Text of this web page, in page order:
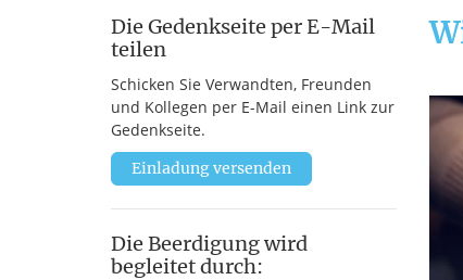
Die Gedenkseite per E-Mail
teilen
Schicken Sie Verwandten, Freunden
und Kollegen per E-Mail einen Link zur
Gedenkseite.
Einladung versenden
Die Beerdigung wird
begleitet durch: